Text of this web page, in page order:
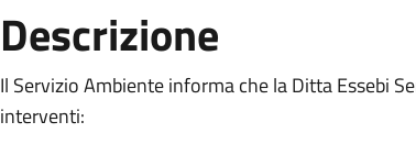
Descrizione
Il Servizio Ambiente informa che la Ditta Essebi
interventi: